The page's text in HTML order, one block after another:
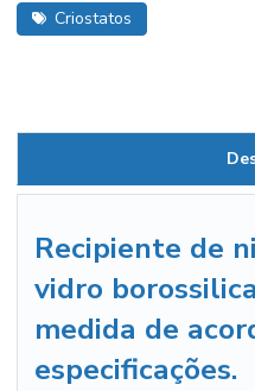
Criostatos
Recipiente de
vidro
medida de
especificações.